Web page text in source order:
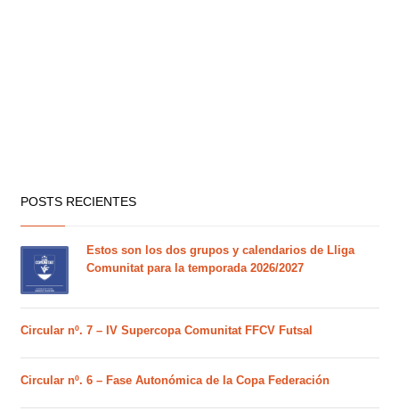
POSTS RECIENTES
Estos son los dos grupos y calendarios de Lliga
Comunitat para la temporada 2026/2027
Circular nº. 7 – IV Supercopa Comunitat FFCV Futsal
Circular nº. 6 – Fase Autonómica de la Copa Federación